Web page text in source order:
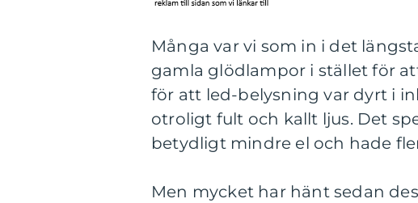
Många var vi som in i det
gamla glödlampor i stället för
för att led-belysning var dyrt i
otroligt fult och kallt ljus. Det
betydligt mindre el och hade
Men mycket har hänt sedan